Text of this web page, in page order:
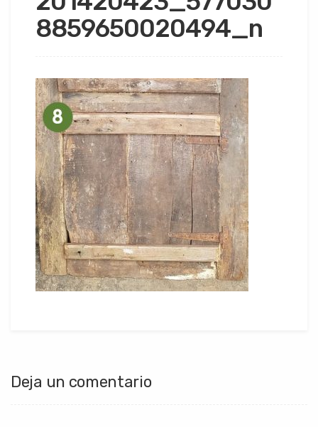
8859650020494_n
Deja un comentario